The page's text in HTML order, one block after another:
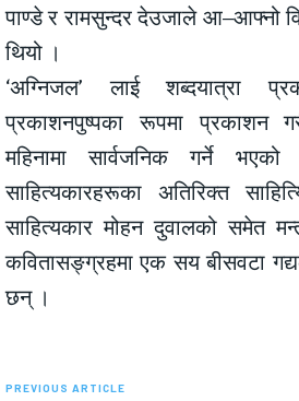
पाण्डे र रामसुन्दर देउजाले आ–आफ्नो
थियो ।
‘अग्निजल’ लाई शब्दयात्रा
प्रकाशनपुष्पका रूपमा प्रकाशन
महिनामा सार्वजनिक गर्ने
साहित्यकारहरूका अतिरिक्त
साहित्यकार मोहन दुवालको समेत
कवितासङ्ग्रहमा एक सय बीसवटा
छन् ।
PREVIOUS ARTICLE